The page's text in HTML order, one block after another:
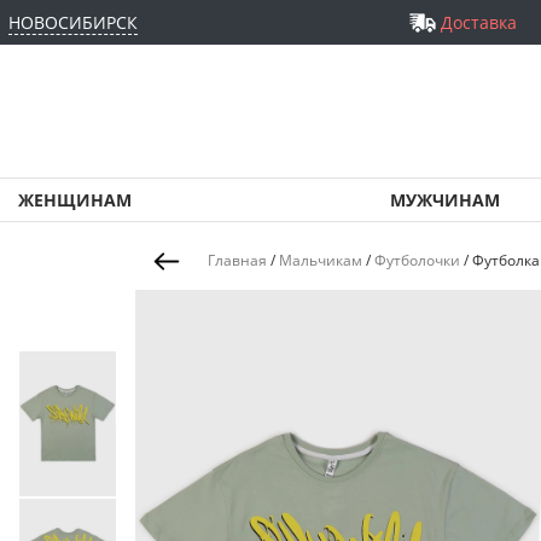
НОВОСИБИРСК Доставка
ЖЕНЩИНАМ МУЖЧИНАМ
Главная / Мальчикам /Футболочки /